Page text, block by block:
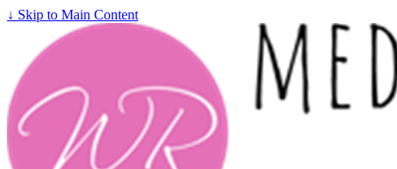
↓ Skip to Main Content